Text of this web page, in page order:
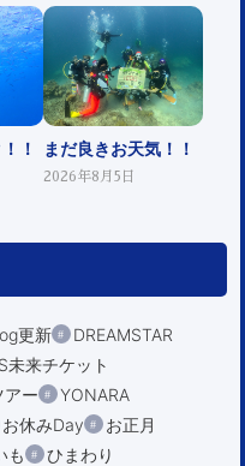
！ まだ良きお天気！！
2026年8月5日
更新
DREAMSTAR
未来チケット
アー
YONARA
お休みDay
お正月
も
ひまわり